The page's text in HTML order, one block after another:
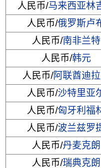
人民币/马来西亚林
人民币/俄罗斯卢
人民币/南非兰特
人民币/韩元
人民币/阿联酋迪
人民币/沙特里亚
人民币/匈牙利福
人民币/波兰兹罗
人民币/丹麦克朗
人民币/瑞典克朗